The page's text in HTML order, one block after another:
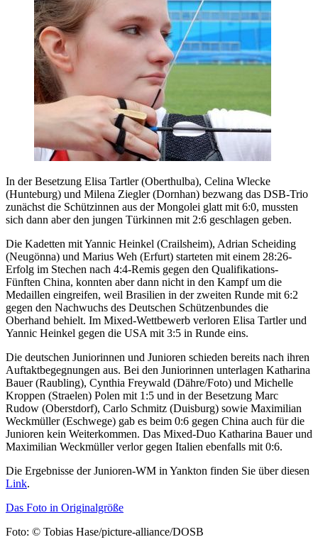
In der Besetzung Elisa Tartler (Oberthulba), Celina Wlecke
(Hunteburg) und Milena Ziegler (Dornhan) bezwang das DSB-Trio
zunächst die Schützinnen aus der Mongolei glatt mit 6:0, mussten
sich dann aber den jungen Türkinnen mit 2:6 geschlagen geben.
Die Kadetten mit Yannic Heinkel (Crailsheim), Adrian Scheiding
(Neugönna) und Marius Weh (Erfurt) starteten mit einem 28:26-
Erfolg im Stechen nach 4:4-Remis gegen den Qualifikations-
Fünften China, konnten aber dann nicht in den Kampf um die
Medaillen eingreifen, weil Brasilien in der zweiten Runde mit 6:2
gegen den Nachwuchs des Deutschen Schützenbundes die
Oberhand behielt. Im Mixed-Wettbewerb verloren Elisa Tartler und
Yannic Heinkel gegen die USA mit 3:5 in Runde eins.
Die deutschen Juniorinnen und Junioren schieden bereits nach ihren
Auftaktbegegnungen aus. Bei den Juniorinnen unterlagen Katharina
Bauer (Raubling), Cynthia Freywald (Dähre/Foto) und Michelle
Kroppen (Straelen) Polen mit 1:5 und in der Besetzung Marc
Rudow (Oberstdorf), Carlo Schmitz (Duisburg) sowie Maximilian
Weckmüller (Eschwege) gab es beim 0:6 gegen China auch für die
Junioren kein Weiterkommen. Das Mixed-Duo Katharina Bauer und
Maximilian Weckmüller verlor gegen Italien ebenfalls mit 0:6.
Die Ergebnisse der Junioren-WM in Yankton finden Sie über diesen
Link.
Das Foto in Originalgröße
Foto: © Tobias Hase/picture-alliance/DOSB